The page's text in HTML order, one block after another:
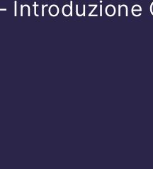
Introduzione